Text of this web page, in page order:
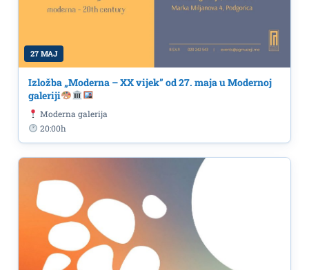
27 MAJ
Izložba „Moderna – XX vijek” od 27. maja u Modernoj
galeriji
Moderna galerija
20:00h